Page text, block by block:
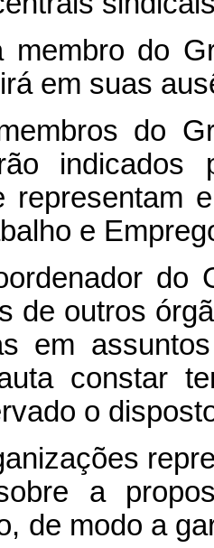
do
em suas
do
representam
e
do
de outros
em
constar
o
a
de modo a